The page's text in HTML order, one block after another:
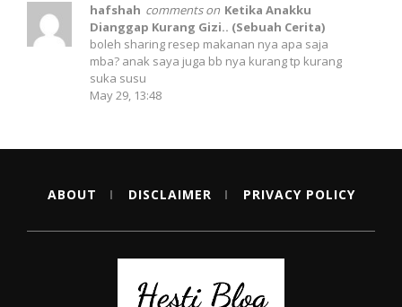
hafshah comments on Ketika Anakku
Dianggap Kurang Gizi.. (Sebuah Cerita)
boleh sharing resep makanan nya apa saja
mba? anak saya juga bb nya kurang tp kurang
suka susu
May 29, 13:48
ABOUT DISCLAIMER PRIVACY POLICY